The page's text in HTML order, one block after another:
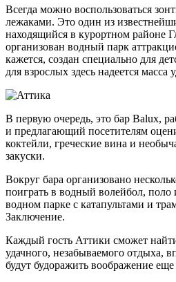
Всегда можно воспользоваться
лежаками. Это один из
находящийся в курортном районе
организован водный парк
кажется, создан специально для
для взрослых здесь надеется масса
В первую очередь, это бар Balux,
и предлагающий посетителям
коктейли, греческие вина и
закуски.
Вокруг бара организовано
поиграть в водный волейбол, поло
водном парке с катапультами и
Заключение.
Каждый гость Аттики сможет
удачного, незабываемого отдыха,
будут будоражить воображение еще